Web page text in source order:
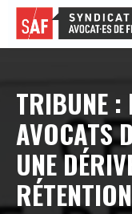
TRIBUNE :
AVOCATS
UNE